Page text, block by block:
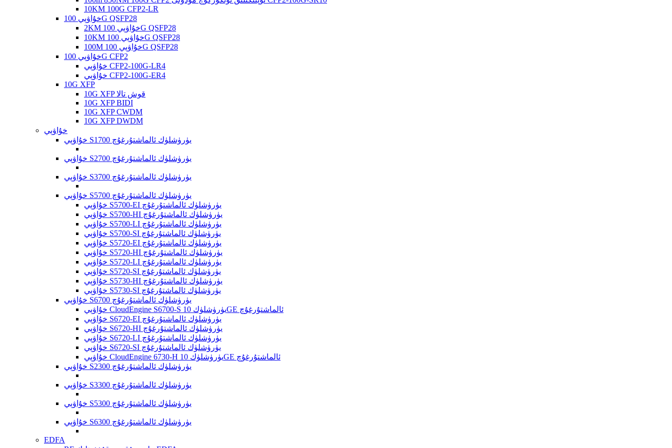
10KM 100G CFP2-LR
خۇاۋېي 100G QSFP28
2KM خۇاۋېي 100G QSFP28
10KM خۇاۋېي 100G QSFP28
100M خۇاۋېي 100G QSFP28
خۇاۋېي 100G CFP2
خۇاۋېي CFP2-100G-LR4
خۇاۋېي CFP2-100G-ER4
10G XFP
10G XFP قوش تالا
10G XFP BIDI
10G XFP CWDM
10G XFP DWDM
خۇاۋېي
خۇاۋېي S1700 يۈرۈشلۈك ئالماشتۇرغۇچ
خۇاۋېي S2700 يۈرۈشلۈك ئالماشتۇرغۇچ
خۇاۋېي S3700 يۈرۈشلۈك ئالماشتۇرغۇچ
خۇاۋېي S5700 يۈرۈشلۈك ئالماشتۇرغۇچ
خۇاۋېي S5700-EI يۈرۈشلۈك ئالماشتۇرغۇچ
خۇاۋېي S5700-HI يۈرۈشلۈك ئالماشتۇرغۇچ
خۇاۋېي S5700-LI يۈرۈشلۈك ئالماشتۇرغۇچ
خۇاۋېي S5700-SI يۈرۈشلۈك ئالماشتۇرغۇچ
خۇاۋېي S5720-EI يۈرۈشلۈك ئالماشتۇرغۇچ
خۇاۋېي S5720-HI يۈرۈشلۈك ئالماشتۇرغۇچ
خۇاۋېي S5720-LI يۈرۈشلۈك ئالماشتۇرغۇچ
خۇاۋېي S5720-SI يۈرۈشلۈك ئالماشتۇرغۇچ
خۇاۋېي S5730-HI يۈرۈشلۈك ئالماشتۇرغۇچ
خۇاۋېي S5730-SI يۈرۈشلۈك ئالماشتۇرغۇچ
خۇاۋېي S6700 يۈرۈشلۈك ئالماشتۇرغۇچ
خۇاۋېي CloudEngine S6700-S يۈرۈشلۈك 10GE ئالماشتۇرغۇچ
خۇاۋېي S6720-EI يۈرۈشلۈك ئالماشتۇرغۇچ
خۇاۋېي S6720-HI يۈرۈشلۈك ئالماشتۇرغۇچ
خۇاۋېي S6720-LI يۈرۈشلۈك ئالماشتۇرغۇچ
خۇاۋېي S6720-SI يۈرۈشلۈك ئالماشتۇرغۇچ
خۇاۋېي CloudEngine 6730-H يۈرۈشلۈك 10GE ئالماشتۇرغۇچ
خۇاۋېي S2300 يۈرۈشلۈك ئالماشتۇرغۇچ
خۇاۋېي S3300 يۈرۈشلۈك ئالماشتۇرغۇچ
خۇاۋېي S5300 يۈرۈشلۈك ئالماشتۇرغۇچ
خۇاۋېي S6300 يۈرۈشلۈك ئالماشتۇرغۇچ
EDFA